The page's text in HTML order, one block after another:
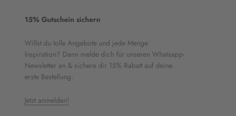
15% Gutschein sichern
Willst du tolle Angebote und jede Menge
Inspiration? Dann melde dich für unseren Whatsapp-
Newsletter an & sichere dir 15% Rabatt auf deine
erste Bestellung.
Jetzt anmelden!